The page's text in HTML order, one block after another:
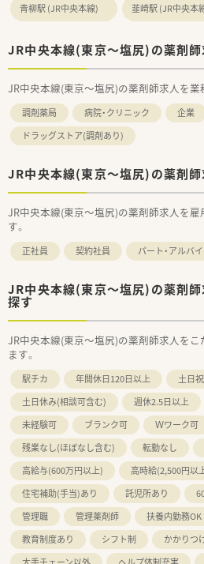
青柳駅 (JR中央本線) 韮崎駅 (JR中央本
JR中央本線(東京～塩尻)の薬剤
JR中央本線(東京～塩尻)の薬剤師求人を業
調剤薬局 病院・クリニック 企業
ドラッグストア(調剤あり)
JR中央本線(東京～塩尻)の薬剤
JR中央本線(東京～塩尻)の薬剤師求人を
す。
正社員 契約社員 パート・アルバ
JR中央本線(東京～塩尻)の薬剤
探す
JR中央本線(東京～塩尻)の薬剤師求人を
ます。
駅チカ 年間休日120日以上
土日
土日休み(相談可含む)
週休2.5日以上
未経験可
ブランク可 Ｗワーク可
残業なし(ほぼなし含む)
転勤なし
高給与(600万円以上)
高時給(2,500円以
住宅補助(手当)あり
託児所あり
管理職
管理薬剤師 扶養内勤務OK
教育制度あり
シフト制 かかりつ